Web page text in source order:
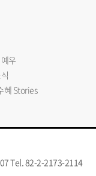
우
혜 Stories
Tel. 82-2-2173-2114